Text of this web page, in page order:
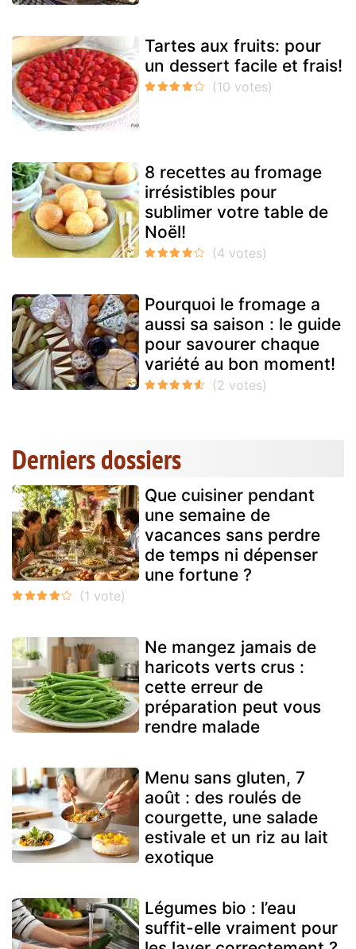
Tartes aux fruits: pour
un dessert facile et frais!
8 recettes au fromage
irrésistibles pour
sublimer votre table de
Noël!
Pourquoi le fromage a
aussi sa saison : le guide
pour savourer chaque
variété au bon moment!
Derniers dossiers
Que cuisiner pendant
une semaine de
vacances sans perdre
de temps ni dépenser
une fortune ?
Ne mangez jamais de
haricots verts crus :
cette erreur de
préparation peut vous
rendre malade
Menu sans gluten, 7
août : des roulés de
courgette, une salade
estivale et un riz au lait
exotique
Légumes bio : l’eau
suffit-elle vraiment pour